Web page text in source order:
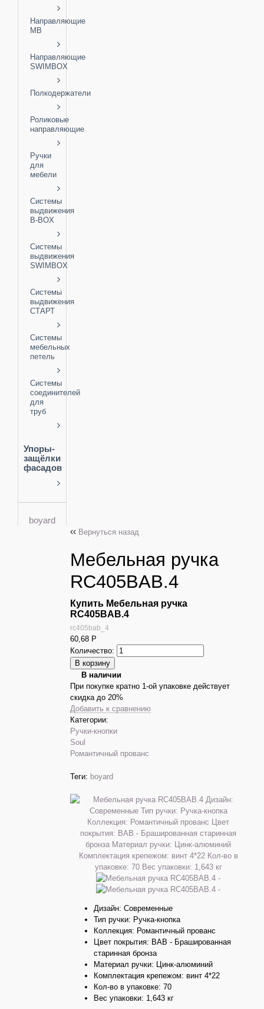
Направляющие
MB
Направляющие
SWIMBOX
Полкодержатели
Роликовые
направляющие
Ручки
для
мебели
Системы
выдвижения
B-BOX
Системы
выдвижения
SWIMBOX
Системы
выдвижения
СТАРТ
Системы
мебельных
петель
Системы
соединителей
для
труб
Упоры-
защёлки
фасадов
boyard
Вернуться назад
Мебельная ручка
RC405BAB.4
Купить Мебельная ручка
RC405BAB.4
rc405bab_4
60,68 Р
Количество:
В наличии
При покупке кратно 1-ой упаковке действует
скидка до 20%
Добавить к сравнению
Категории:
Ручки-кнопки
Soul
Романтичный прованс
Теги: boyard
Дизайн: Современные
Тип ручки: Ручка-кнопка
Коллекция: Романтичный прованс
Цвет покрытия: BAB - Брашированная
старинная бронза
Материал ручки: Цинк-алюминий
Комплектация крепежом: винт 4*22
Кол-во в упаковке: 70
Вес упаковки: 1,643 кг